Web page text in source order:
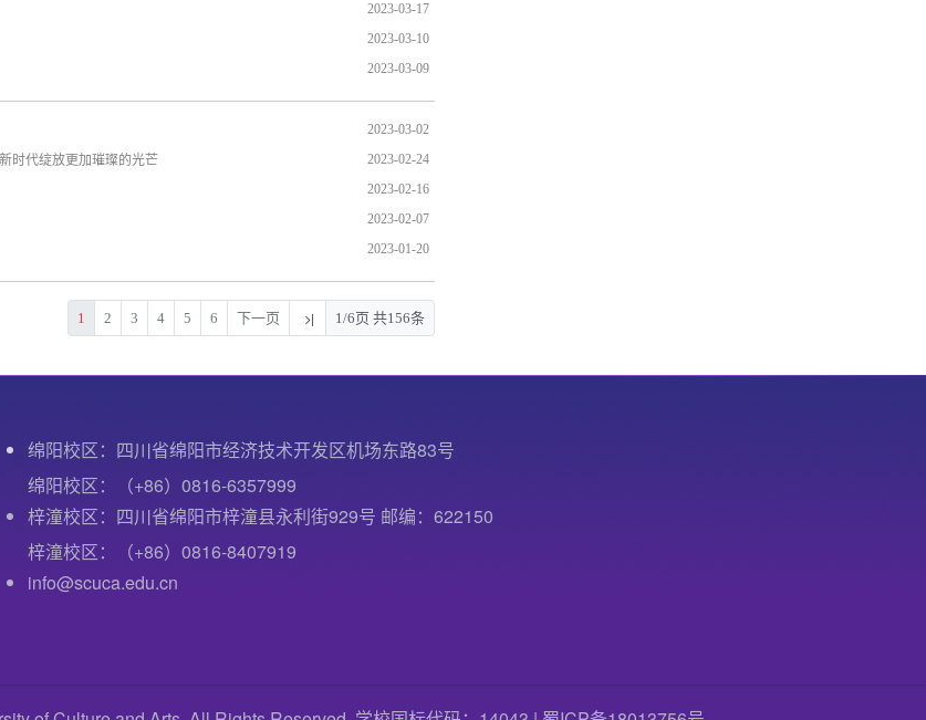
2023-03-17
2023-03-10
2023-03-09
2023-03-02
2023-02-24
时代绽放更加璀璨的光芒
2023-02-16
2023-02-07
2023-01-20
1 2 3 4 5 6 下一页 1/6页 共156条
绵阳校区：四川省绵阳市经济技术开发区机场东路83号
绵阳校区：（+86）0816-6357999
梓潼校区：四川省绵阳市梓潼县永利街929号 邮编：622150
梓潼校区：（+86）0816-8407919
info@scuca.edu.cn